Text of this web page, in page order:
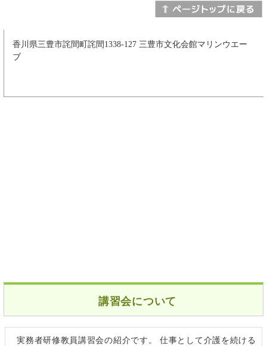
香川県三豊市詫間町詫間1338-127 三豊市文化会館マリンウエー
ブ
講習会について
実務者研修教員講習会の紹介です。 仕事として介護を続ける